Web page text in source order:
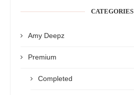
CATEGORIES
Amy Deepz
Premium
Completed